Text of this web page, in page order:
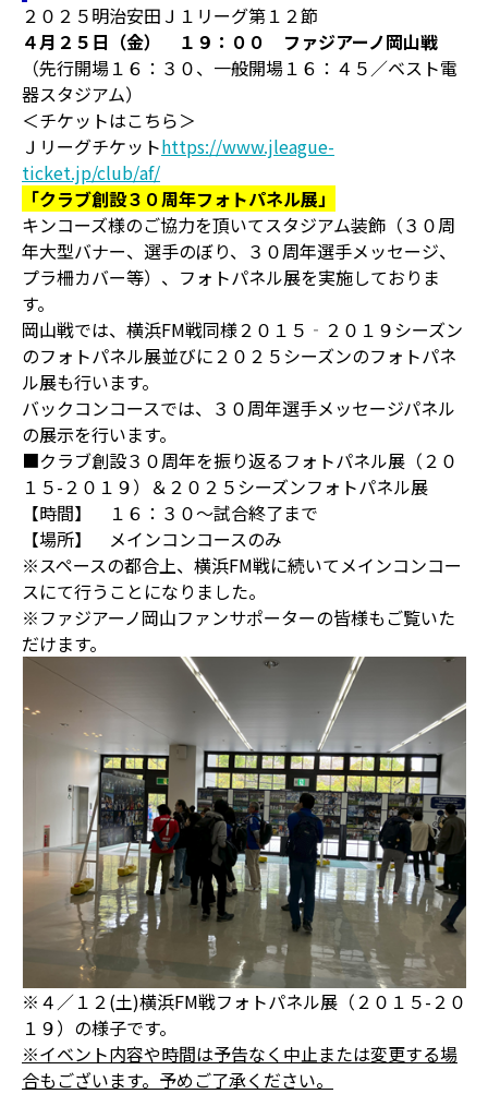
２０２５明治安田Ｊ１リーグ第１２節
４月２５日（金） １９：００ ファジアーノ岡山戦
（先行開場１６：３０、一般開場１６：４５／ベスト電
器スタジアム）
＜チケットはこちら＞
Ｊリーグチケットhttps://www.jleague-
ticket.jp/club/af/
「クラブ創設３０周年フォトパネル展」
キンコーズ様のご協力を頂いてスタジアム装飾（３０周
年大型バナー、選手のぼり、３０周年選手メッセージ、
プラ柵カバー等）、フォトパネル展を実施しておりま
す。
岡山戦では、横浜FM戦同様２０１５‐２０１９シーズン
のフォトパネル展並びに２０２５シーズンのフォトパネ
ル展も行います。
バックコンコースでは、３０周年選手メッセージパネル
の展示を行います。
■クラブ創設３０周年を振り返るフォトパネル展（２０
１５-２０１９）＆２０２５シーズンフォトパネル展
【時間】 １６：３０～試合終了まで
【場所】 メインコンコースのみ
※スペースの都合上、横浜FM戦に続いてメインコンコー
スにて行うことになりました。
※ファジアーノ岡山ファンサポーターの皆様もご覧いた
だけます。
※４／１２(土)横浜FM戦フォトパネル展（２０１５-２０
１９）の様子です。
※イベント内容や時間は予告なく中止または変更する場
合もございます。予めご了承ください。